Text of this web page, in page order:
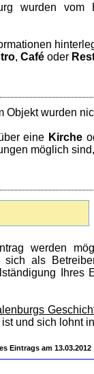
wurden vom
, Café oder
Objekt wurden
eine Kirche
möglich
werden
sich als
Ihres
und sich lohnt in
Eintrags am 13.03.2012